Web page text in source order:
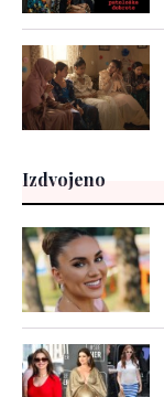
Izdvojeno